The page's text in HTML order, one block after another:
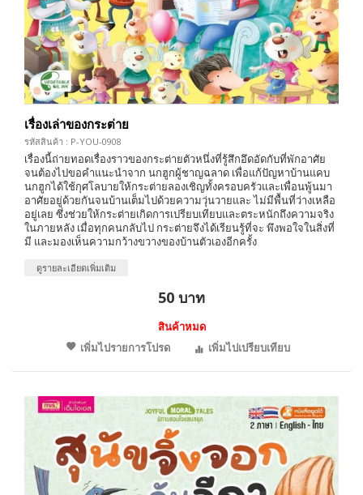
เรื่องเล่าของกระต่าย
รหัสสินค้า : P-YOU-0908
เรื่องนี้ถ่ายทอดเรื่องราวของกระต่ายตัวหนึ่งที่รู้สึกอึดอัดกับที่พักอาศัย
จนต้องไปขอคำแนะนำจาก นกฮูกผู้ชาญฉลาด เพื่อแก้ปัญหาบ้านแคบ
นกฮูกได้ใช้กุศโลบายให้กระต่ายลองเชิญทั้งครอบครัวและเพื่อนพู้นมา
อาศัยอยู่ด้วยกันจนบ้านเต็มไปด้วยความวุ่นวายและ ไม่มีพื้นที่ว่างเหลือ
อยู่เลย ซึ่งช่วยให้กระต่ายเกิดการเปรียบเทียบและตระหนักถึงความจริง
ในภายหลัง เมื่อทุกคนกลับไป กระต่ายจึงได้เรียนรู้ที่จะ พึงพอใจในสิ่งที่
มี และมองเห็นความกว้างขวางของบ้านตัวเองอีกครั้ง
ดูรายละเอียดเพิ่มเติม
50 บาท
สินค้าหมด
เพิ่มไปรายการโปรด
เพิ่มไปเปรียบเทียบ